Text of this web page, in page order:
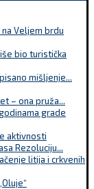
Veljem brdu
bio turistička
mišljenje...
– ona pruža...
grade
aktivnosti
Rezoluciju...
litija i crkvenih